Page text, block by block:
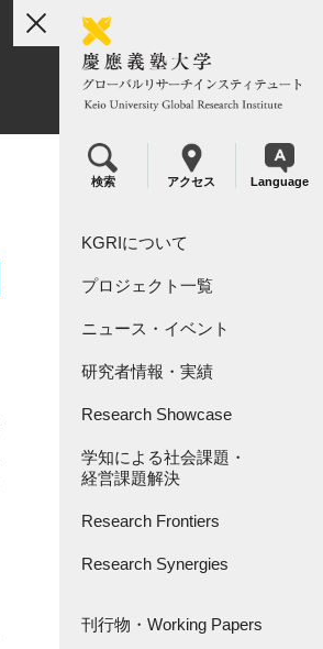
toggle
navigation
検索 アクセス Language
KGRIについて
組織概要
リーダーシップ
KGRI研究指定寄付金につい
プロジェクト一覧
KGRI研究プロジェクト
KGRI内センター
ニュース・イベント
研究者情報・実績
Research Showcase
Research Video Index
研究支援事業
Great Thinker Series
学知による社会課題・
経営課題解決
Research Frontiers
論文紹介
Research Synergies
刊行物・Working Papers